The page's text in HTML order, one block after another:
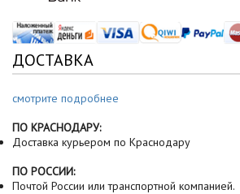
ДОСТАВКА
смотрите подробнее
ПО КРАСНОДАРУ:
Доставка курьером по Краснодару
ПО РОССИИ:
Почтой России или транспортной компанией.